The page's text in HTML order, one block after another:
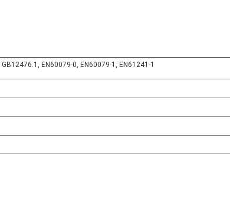
EN60079-0, EN60079-1, EN61241-1